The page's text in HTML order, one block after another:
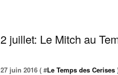
2 juillet: Le Mitch au
27 juin 2016 ( #Le Temps des Cerises